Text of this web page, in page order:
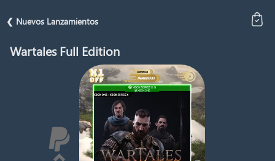
❮ Nuevos Lanzamientos
Wartales Full Edition